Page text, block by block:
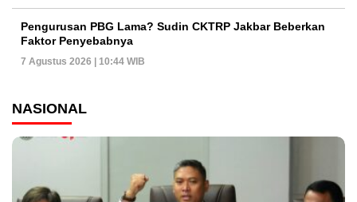
Pengurusan PBG Lama? Sudin CKTRP Jakbar Beberkan
Faktor Penyebabnya
7 Agustus 2026 | 10:44 WIB
NASIONAL